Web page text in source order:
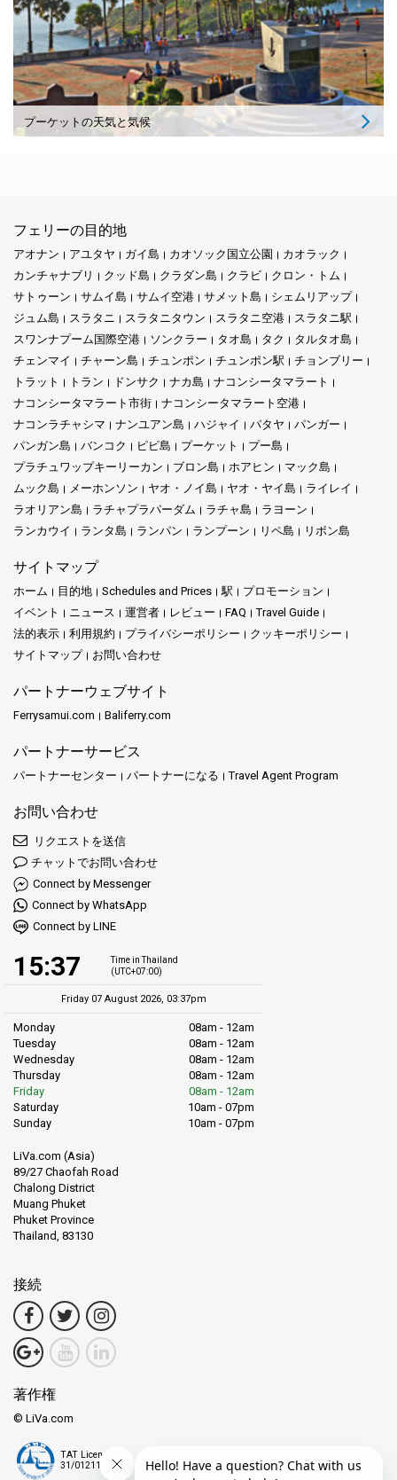
プーケットの天気と気候
フェリーの目的地
アオナン アユタヤ ガイ島 カオソック国立公園
カオラック
カンチャナブリ
クッド島 クラダン島 クラビ
クロン・トム
サトゥーン
サムイ島 サムイ空港 サメット島
シェムリアップ
ジュム島
スラタニ スラタニタウン スラタニ空港
スラタニ駅
スワンナプーム国際空港
ソンクラー タオ島 タク
タルタオ島
チェンマイ
チャーン島 チュンポン チュンポン駅
チョンブリー
トラット
トラン ドンサク ナカ島
ナコンシータマラート
ナコンシータマラート市街
ナコンシータマラート空港
ナコンラチャシマ
ナンユアン島 ハジャイ パタヤ
パンガー
パンガン島
バンコク ピピ島 プーケット
プー島
プラチュワップキーリーカン
ブロン島 ホアヒン
マック島
ムック島
メーホンソン ヤオ・ノイ島 ヤオ・ヤイ島
ライレイ
ラオリアン島
ラチャプラパーダム ラチャ島
ラヨーン
ランカウイ
ランタ島 ランパン ランプーン リペ島 リボン島
サイトマップ
ホーム 目的地 Schedules and Prices 駅
プロモーション
イベント
ニュース 運営者 レビュー FAQ
Travel Guide
法的表示
利用規約 プライバシーポリシー
クッキーポリシー
サイトマップ
お問い合わせ
パートナーウェブサイト
Ferrysamui.com Baliferry.com
パートナーサービス
パートナーセンター パートナーになる Travel Agent Program
お問い合わせ
リクエストを送信
チャットでお問い合わせ
Connect by Messenger
Connect by WhatsApp
Connect by LINE
15:37
Time in Thailand
(UTC+07:00)
Friday 07 August 2026, 03:37pm
Monday
08am - 12am
Tuesday
08am - 12am
Wednesday
08am - 12am
Thursday
08am - 12am
Friday
08am - 12am
Saturday
10am - 07pm
Sunday
10am - 07pm
LiVa.com (Asia)
89/27 Chaofah Road
Chalong District
Muang Phuket
Phuket Province
Thailand, 83130
接続
著作権
© LiVa.com
TAT License
31/01211